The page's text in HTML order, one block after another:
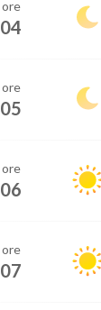
ore
04
ore
05
ore
06
ore
07